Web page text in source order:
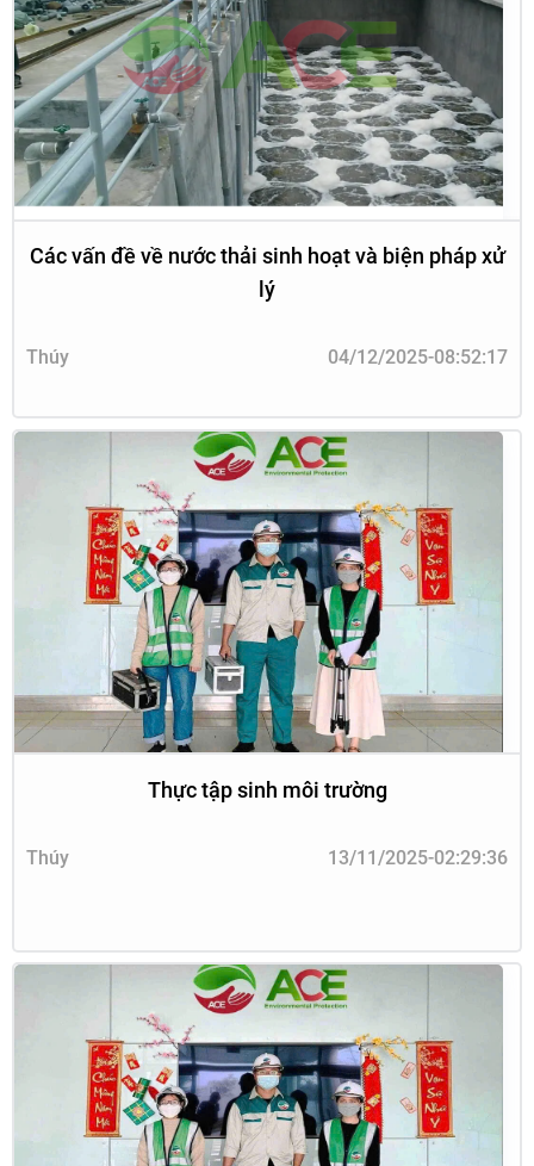
Các vấn đề về nước thải sinh hoạt và biện pháp xử
lý
Thúy 04/12/2025-08:52:17
Thực tập sinh môi trường
Thúy 13/11/2025-02:29:36